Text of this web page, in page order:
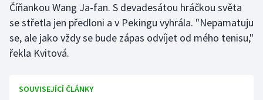
Číňankou Wang Ja-fan. S devadesátou hráčkou světa
se střetla jen předloni a v Pekingu vyhrála. "Nepamatuju
se, ale jako vždy se bude zápas odvíjet od mého tenisu,"
řekla Kvitová.
SOUVISEJÍCÍ ČLÁNKY